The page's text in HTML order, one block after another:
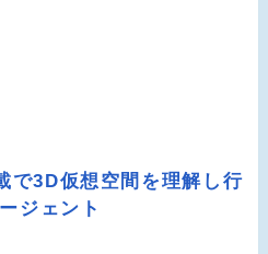
3D仮想空間を理解し行
ジェント